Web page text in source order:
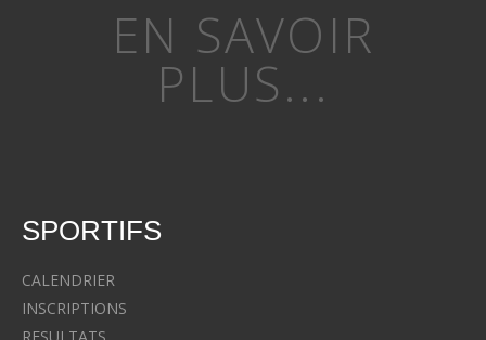
EN SAVOIR
PLUS...
SPORTIFS
CALENDRIER
INSCRIPTIONS